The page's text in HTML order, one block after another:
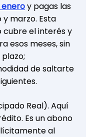
y pagas las
marzo. Esta
el interés y
esos meses, sin
de saltarte
Real). Aquí
Es un abono
al